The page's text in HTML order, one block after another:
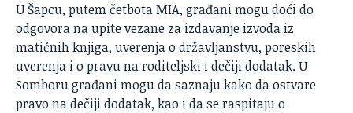
U Šapcu, putem četbota MIA, građani mogu doći do
odgovora na upite vezane za izdavanje izvoda iz
matičnih knjiga, uverenja o državljanstvu, poreskih
uverenja i o pravu na roditeljski i dečiji dodatak. U
Somboru građani mogu da saznaju kako da ostvare
pravo na dečiji dodatak, kao i da se raspitaju o